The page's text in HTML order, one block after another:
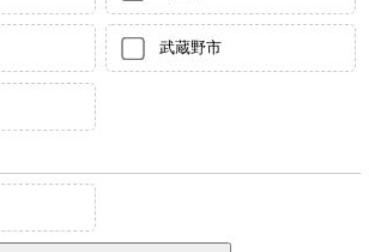
武蔵野市